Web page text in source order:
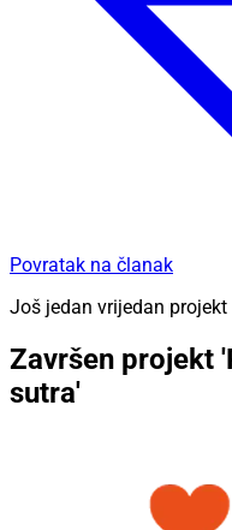
Povratak na članak
Još jedan vrijedan projekt
Završen projekt
sutra'